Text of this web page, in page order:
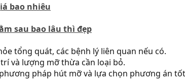
bao nhiêu
sau bao lâu thì đẹp
tổng quát, các bệnh lý liên quan nếu có.
và lượng mỡ thừa cần loại bỏ.
pháp hút mỡ và lựa chọn phương án